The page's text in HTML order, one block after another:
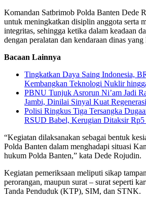
Komandan Satbrimob Polda Banten Dede
untuk meningkatkan disiplin anggota serta
integritas, sehingga ketika dalam keadaan
dengan peralatan dan kendaraan dinas
Bacaan Lainnya
Tingkatkan Daya Saing Indonesia,
Kembangkan Teknologi Nuklir
PBNU Tunjuk Asrorun Ni’am Jadi
Jambi, Dinilai Sinyal Kuat
Polisi Ringkus Tiga Tersangka
RSUD Babel, Kerugian Ditaksir
“Kegiatan dilaksanakan sebagai bentuk
Polda Banten dalam menghadapi situasi
hukum Polda Banten,” kata Dede Rojudin.
Kegiatan pemeriksaan meliputi sikap
perorangan, maupun surat – surat seperti
Tanda Penduduk (KTP), SIM, dan STNK.